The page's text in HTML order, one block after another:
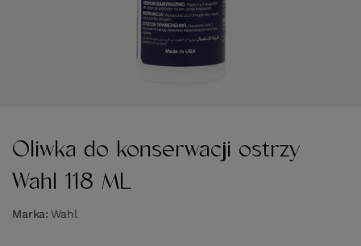
Oliwka do konserwacji ostrzy
Wahl 118 ML
Marka Wahl